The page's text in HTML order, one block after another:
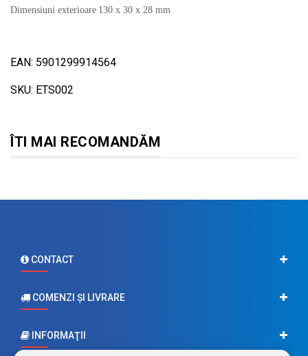
Dimensiuni exterioare 130 x 30 x 28 mm
EAN: 5901299914564
SKU: ETS002
ÎTI MAI RECOMANDĂM
CONTACT
COMENZI ŞI LIVRARE
INFORMAŢII